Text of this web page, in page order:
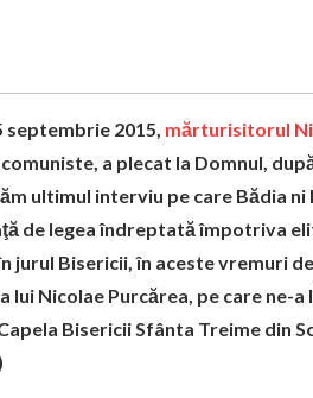
septembrie 2015, mărturisitorul
a plecat la Domnul,
ultimul interviu pe care Bădia ni
de legea îndreptată împotriva
jurul Bisericii, în aceste vremuri
lui Nicolae Purcărea, pe care ne-
Bisericii Sfânta Treime din